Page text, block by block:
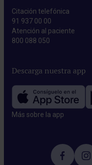
Citación telefónica
91 937 00 00
Atención al paciente
800 088 050
Descarga nuestra app
Más sobre la app​